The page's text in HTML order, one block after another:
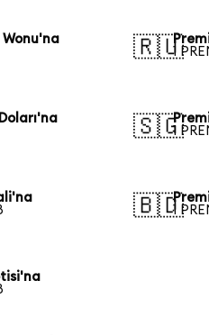
🇷🇺
1
🇸🇬
1
🇧🇩
1